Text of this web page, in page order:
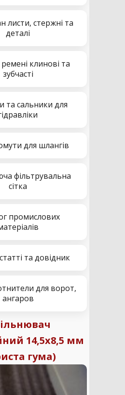
листи, стержні та
деталі
клинові та
зубчасті
та сальники для
для шлангів
фільтрувальна
сітка
промислових
та довідник
для ворот,
ангаров
14,5х8,5 мм
гума)